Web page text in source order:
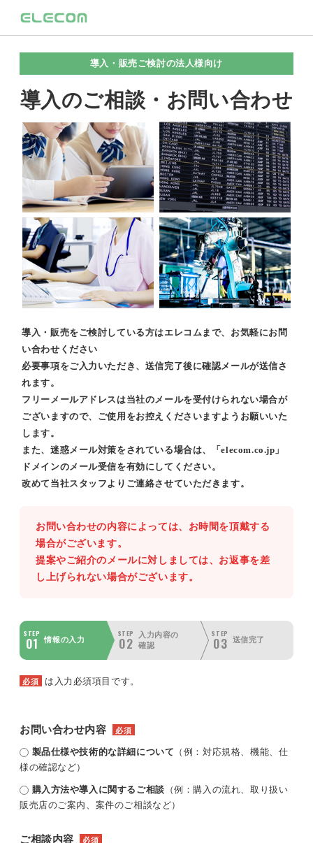
導入・販売ご検討の法人様向け
導入のご相談・お問い合わせ
導入・販売をご検討している方はエレコムまで、お気軽にお問
い合わせください
必要事項をご入力いただき、送信完了後に確認メールが送信さ
れます。
フリーメールアドレスは当社のメールを受付けられない場合が
ございますので、ご使用をお控えくださいますようお願いいた
します。
また、迷惑メール対策をされている場合は、「elecom.co.jp」
ドメインのメール受信を有効にしてください。
改めて当社スタッフよりご連絡させていただきます。
お問い合わせの内容によっては、お時間を頂戴する
場合がございます。
提案やご紹介のメールに対しましては、お返事を差
し上げられない場合がございます。
STEP
01 情報の入力
STEP
02
入力内容の
確認
STEP
03 送信完了
必須 は入力必須項目です。
お問い合わせ内容 必須
製品仕様や技術的な詳細について （例：対応規格、機能、仕
様の確認など）
購入方法や導入に関するご相談 （例：購入の流れ、取り扱い
販売店のご案内、案件のご相談など）
ご相談内容 必須